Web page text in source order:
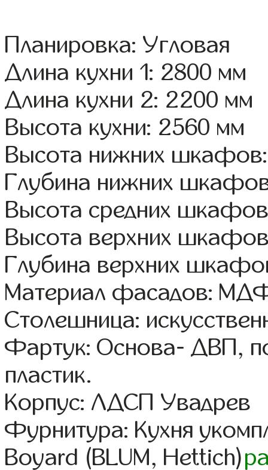
Планировка: Угловая
Длина кухни 1: 2800 мм
Длина кухни 2: 2200 мм
Высота кухни: 2560 мм
Высота нижних
Глубина нижних
Высота средних
Высота верхних
Глубина верхних
Материал фасадов:
Столешница:
Фартук: Основа- ДВП,
пластик.
Корпус: ЛДСП Увадрев
Фурнитура: Кухня
Boyard (BLUM, Hettich)